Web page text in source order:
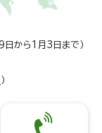
日から1月3日まで）
）